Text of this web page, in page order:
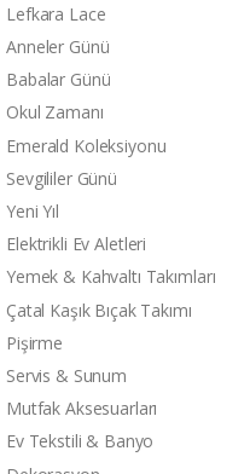
Lefkara Lace
Anneler Günü
Babalar Günü
Okul Zamanı
Emerald Koleksiyonu
Sevgililer Günü
Yeni Yıl
Elektrikli Ev Aletleri
Yemek & Kahvaltı Takımları
Çatal Kaşık Bıçak Takımı
Pişirme
Servis & Sunum
Mutfak Aksesuarları
Ev Tekstili & Banyo